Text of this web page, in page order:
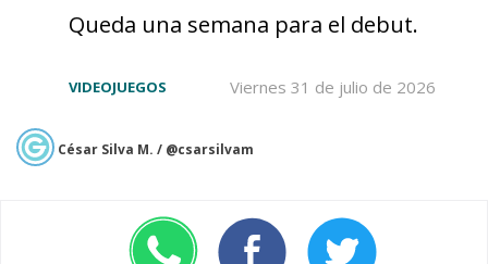
Ahora, ¿qué pasará?Lo cierto
es que el equipo de
Studios
presidenteKevin Feige,ya
Queda una semana para el debut.
Viernes 31 de julio de 2026
VIDEOJUEGOS
César Silva M. / @csarsilvam